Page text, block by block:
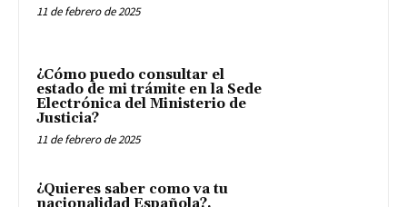
11 de febrero de 2025
¿Cómo puedo consultar el
estado de mi trámite en la Sede
Electrónica del Ministerio de
Justicia?
11 de febrero de 2025
¿Quieres saber como va tu